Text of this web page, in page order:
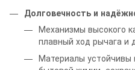
Долговечность и
Механизмы высокого
плавный ход рычага и
Материалы устойчивы